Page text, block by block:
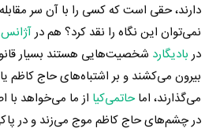
دارند، حقی است که کسی را با آن سر
نمی‌توان این نگاه را نقد کرد؟ هم درآژانس
دربادیگارد شخصیت‌هایی هستند بسیار
بیرون می‌کشند و بر اشتباه‌های حاج کاظم
می‌گذارند، اماحاتمی‌کیا از ما می‌خواهد با
در چشم‌های حاج کاظم موج می‌زند و در